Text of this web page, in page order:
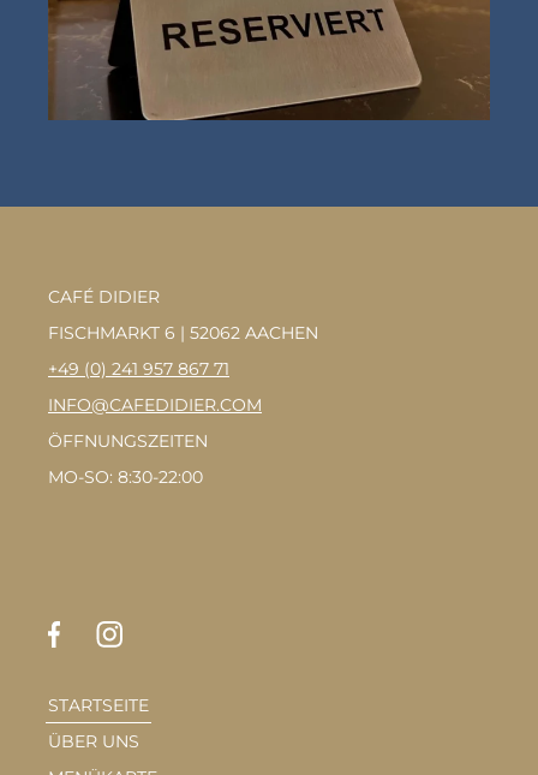
CAFÉ DIDIER
FISCHMARKT 6 | 52062 AACHEN
+49 (0) 241 957 867 71
INFO@CAFEDIDIER.COM
ÖFFNUNGSZEITEN
MO-SO: 8:30-22:00
STARTSEITE
ÜBER UNS